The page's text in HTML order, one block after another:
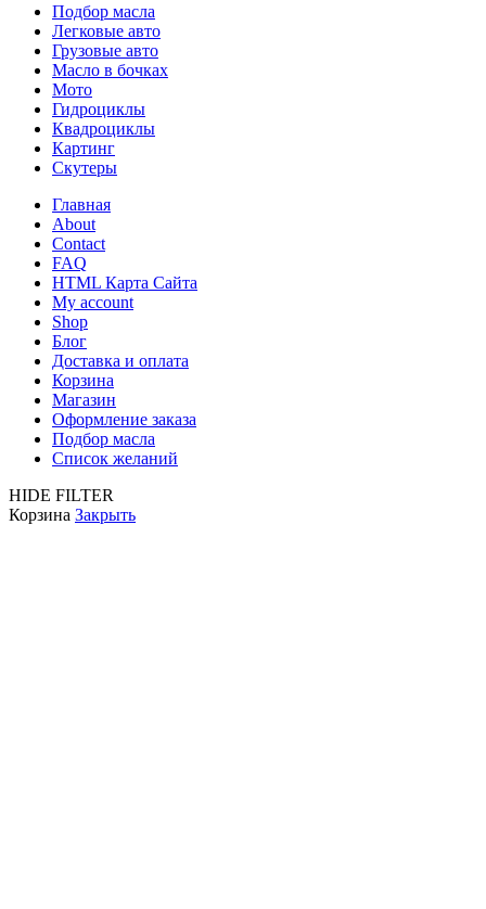
Подбор масла
Легковые авто
Грузовые авто
Масло в бочках
Мото
Гидроциклы
Квадроциклы
Картинг
Скутеры
Главная
About
Contact
FAQ
HTML Карта Сайта
My account
Shop
Блог
Доставка и оплата
Корзина
Магазин
Оформление заказа
Подбор масла
Список желаний
HIDE FILTER
Корзина Закрыть